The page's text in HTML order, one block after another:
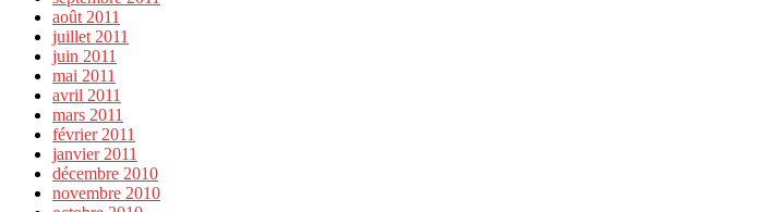
août 2011
juillet 2011
juin 2011
mai 2011
avril 2011
mars 2011
février 2011
janvier 2011
décembre 2010
novembre 2010